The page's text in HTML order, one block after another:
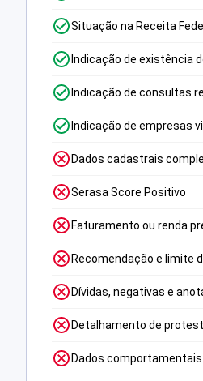
Situação na Receita
Indicação de existência
Indicação de consultas
Indicação de empresas
Dados cadastrais
Serasa Score Positivo
Faturamento ou renda
Recomendação e limite
Dívidas, negativas e
Detalhamento de
Dados comportamentais